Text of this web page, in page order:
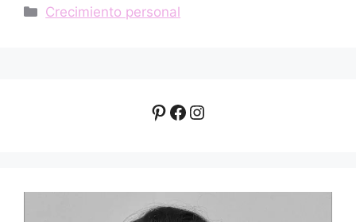
Categorías
Crecimiento personal
Pinterest
Facebook
Instagram